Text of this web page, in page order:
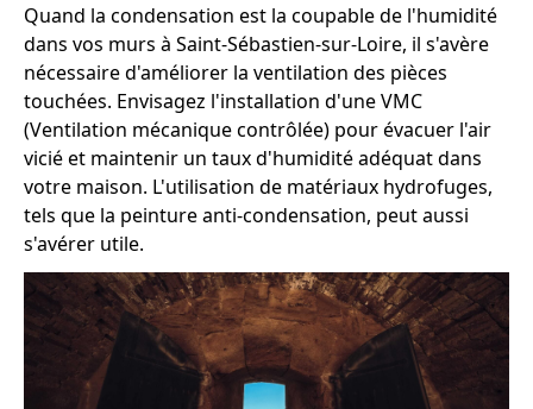
Quand la condensation est la coupable de l'humidité
dans vos murs à Saint-Sébastien-sur-Loire, il s'avère
nécessaire d'améliorer la ventilation des pièces
touchées. Envisagez l'installation d'une VMC
(Ventilation mécanique contrôlée) pour évacuer l'air
vicié et maintenir un taux d'humidité adéquat dans
votre maison. L'utilisation de matériaux hydrofuges,
tels que la peinture anti-condensation, peut aussi
s'avérer utile.